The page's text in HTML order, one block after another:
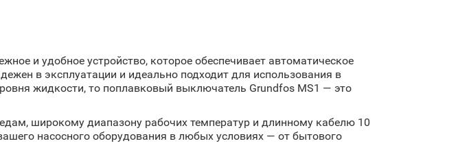
и удобное устройство, которое обеспечивает автоматическое
в эксплуатации и идеально подходит для использования в
жидкости, то поплавковый выключатель Grundfos MS1 — это
широкому диапазону рабочих температур и длинному кабелю 10
насосного оборудования в любых условиях — от бытового